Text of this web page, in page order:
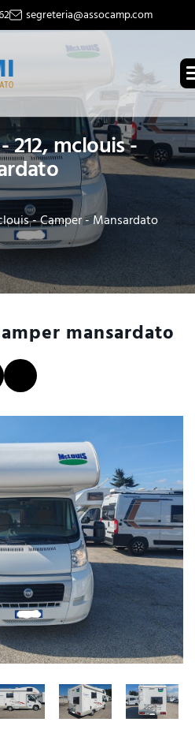
segreteria@assocamp.com
212, mclouis -
- Camper - Mansardato
mansardato